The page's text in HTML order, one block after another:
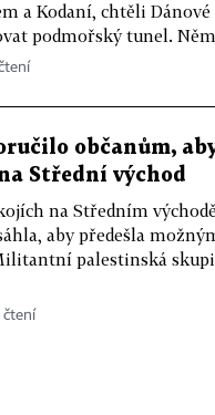
a Kodaní, chtěli Dánové
podmořský tunel.
občanům,
Střední východ
na Středním
aby předešla
palestinská
čtení